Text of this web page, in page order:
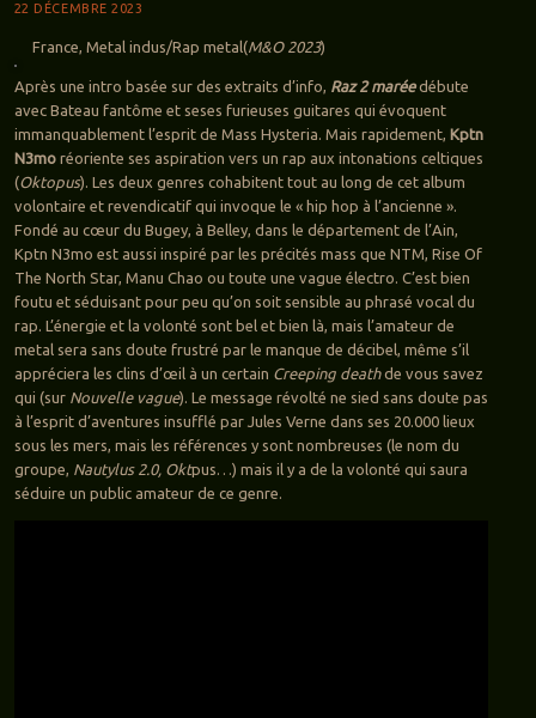
22 DÉCEMBRE 2023
France, Metal indus/Rap metal(M&O 2023)
Après une intro basée sur des extraits d’info, Raz 2 maréedébute
avec Bateau fantôme et seses furieuses guitares qui évoquent
immanquablement l’esprit de Mass Hysteria. Mais rapidement, Kptn
N3moréoriente ses aspiration vers un rap aux intonations celtiques
(Oktopus). Les deux genres cohabitent tout au long de cet album
volontaire et revendicatif qui invoque le « hip hop à l’ancienne ».
Fondé au cœur du Bugey, à Belley, dans le département de l’Ain,
Kptn N3mo est aussi inspiré par les précités mass que NTM, Rise Of
The North Star, Manu Chao ou toute une vague électro. C’est bien
foutu et séduisant pour peu qu’on soit sensible au phrasé vocal du
rap. L’énergie et la volonté sont bel et bien là, mais l’amateur de
metal sera sans doute frustré par le manque de décibel, même s’il
appréciera les clins d’œil à un certain Creeping deathde vous savez
qui (sur Nouvelle vague). Le message révolté ne sied sans doute pas
à l’esprit d’aventures insufflé par Jules Verne dans ses 20.000 lieux
sous les mers, mais les références y sont nombreuses (le nom du
groupe, Nautylus 2.0, Oktpus…) mais il y a de la volonté qui saura
séduire un public amateur de ce genre.